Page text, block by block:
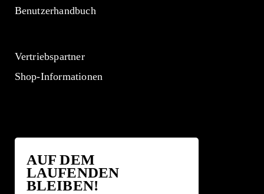
Benutzerhandbuch
Vertriebspartner
Shop-Informationen
AUF DEM
LAUFENDEN
BLEIBEN!